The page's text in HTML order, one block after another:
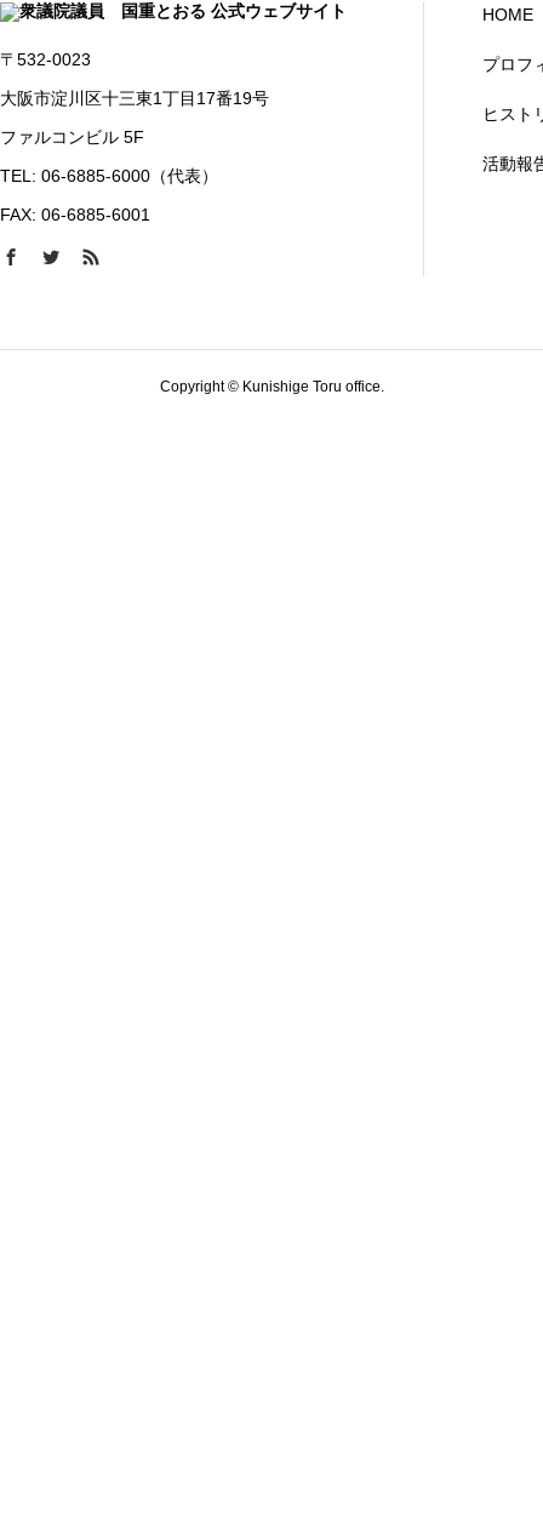
〒532-0023
大阪市淀川区十三東1丁目17番19号
ファルコンビル 5F
TEL: 06-6885-6000（代表）
FAX: 06-6885-6001
HOME
プロフ
ヒスト
活動報
Copyright © Kunishige Toru office.